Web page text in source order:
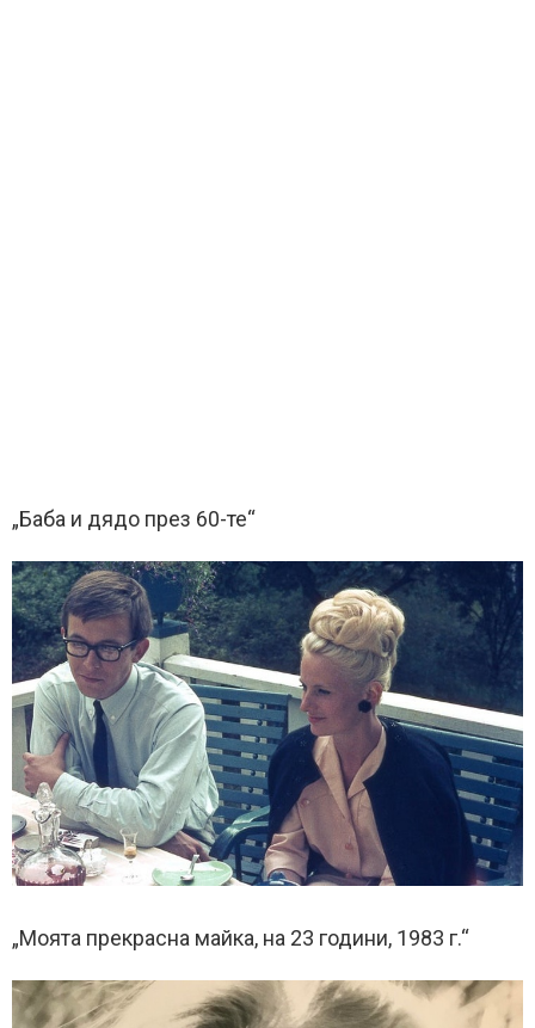
„Баба и дядо през 60-те“
„Моята прекрасна майка, на 23 години, 1983 г.“